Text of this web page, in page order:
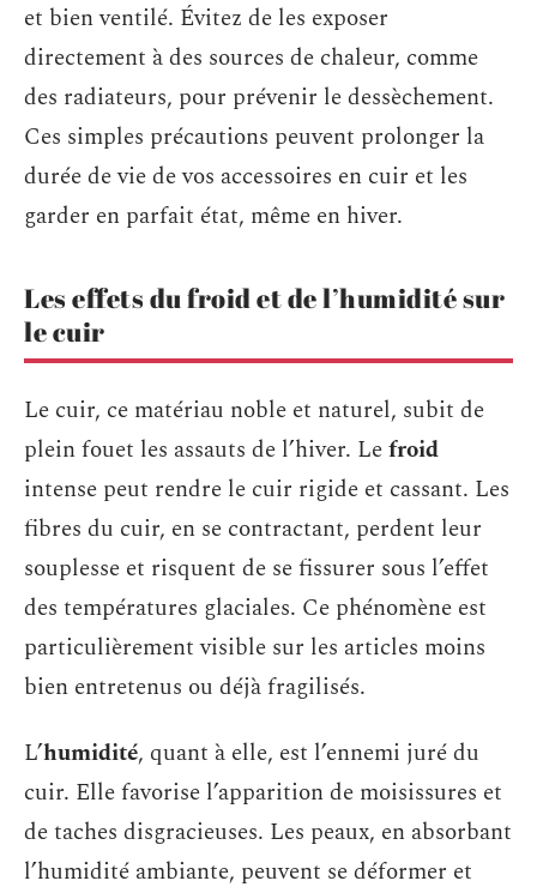
et bien ventilé. Évitez de les exposer
directement à des sources de chaleur, comme
des radiateurs, pour prévenir le dessèchement.
Ces simples précautions peuvent prolonger la
durée de vie de vos accessoires en cuir et les
garder en parfait état, même en hiver.
Les effets du froid et de l’humidité sur
le cuir
Le cuir, ce matériau noble et naturel, subit de
plein fouet les assauts de l’hiver. Lefroid
intense peut rendre le cuir rigide et cassant. Les
fibres du cuir, en se contractant, perdent leur
souplesse et risquent de se fissurer sous l’effet
des températures glaciales. Ce phénomène est
particulièrement visible sur les articles moins
bien entretenus ou déjà fragilisés.
L’humidité, quant à elle, est l’ennemi juré du
cuir. Elle favorise l’apparition de moisissures et
de taches disgracieuses. Les peaux, en absorbant
l’humidité ambiante, peuvent se déformer et